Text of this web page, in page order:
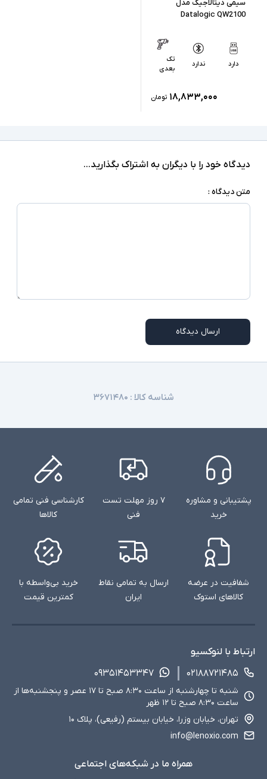
سیمی دیتالاجیک مدل
Datalogic QW2100
دارد ندارد
تک
بعدی
۱۸,۸۳۳,۰۰۰ تومان
دیدگاه خود را با دیگران به اشتراک بگذارید...
متن دیدگاه :
ارسال دیدگاه
شناسه کالا : ۳۶۷۱۴۸۰
پشتیبانی و مشاوره
خرید
۷ روز مهلت تست
فنی
کارشناسی فنی تمامی
کالاها
شفافیت در عرضه
کالاهای استوک
ارسال به تمامی نقاط
ایران
خرید بی‌واسطه با
کمترین قیمت
ارتباط با لنوکسیو
۰۲۱۸۸۷۲۱۴۸۵
۰۹۳۵۱۴۵۳۳۴۷
شنبه تا چهارشنبه از ساعت ۸:۳۰ صبح تا ۱۷ عصر و پنجشنبه‌ها از
ساعت ۸:۳۰ صبح تا ۱۲ ظهر
تهران، خیابان وزرا، خیابان بیستم (رفیعی)، پلاک ۱۰
info@lenoxio.com
همراه ما در شبکه‌های اجتماعی